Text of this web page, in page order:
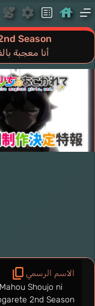
Season
أنا معجبة
الاسم الرسمي
Mahou Shoujo ni
2nd Season